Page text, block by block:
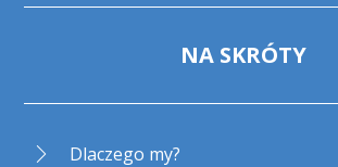
NA SKRÓTY
Dlaczego my?